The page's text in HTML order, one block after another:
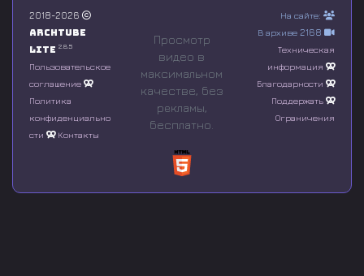
o
f
0
s
o
n
d
2018-2026
Archtube
Lite 2.8.5
Пользовательское
соглашение
Политика
конфиденциально
сти
Контакты
Просмотр
видео в
максимальном
качестве, без
рeкламы,
бесплатно.
На сайте:
В архиве 2168
Техническая
информация
Благодарности
Поддержать
Ограничения